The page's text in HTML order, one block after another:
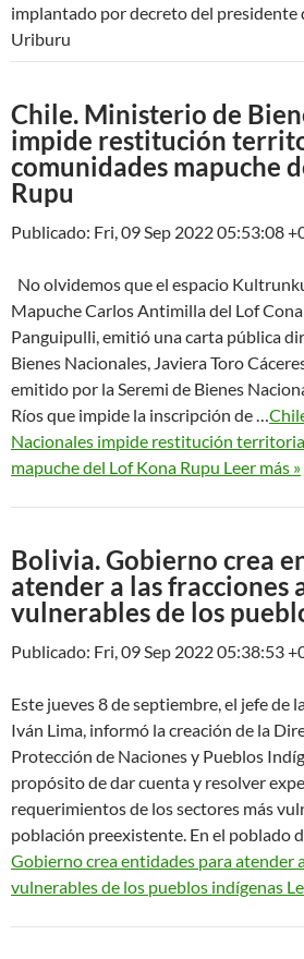
implantado por decreto del presidente
Uriburu
Chile. Ministerio de
impide restitución
comunidades mapuche
Rupu
Publicado: Fri, 09 Sep 2022 05:53:08
No olvidemos que el espacio
Mapuche Carlos Antimilla del Lof
Panguipulli, emitió una carta pública
Bienes Nacionales, Javiera Toro
emitido por la Seremi de Bienes
Ríos que impide la inscripción de …
Nacionales impide restitución
mapuche del Lof Kona Rupu Leer más »
Bolivia. Gobierno crea
atender a las fracciones
vulnerables de los
Publicado: Fri, 09 Sep 2022 05:38:53
Este jueves 8 de septiembre, el jefe de
Iván Lima, informó la creación de la
Protección de Naciones y Pueblos
propósito de dar cuenta y resolver
requerimientos de los sectores más
población preexistente. En el poblado
Gobierno crea entidades para atender
vulnerables de los pueblos indígenas